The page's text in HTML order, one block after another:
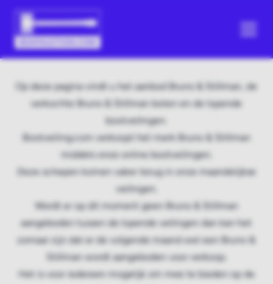
Op deze pagina vindt u het aanbod Bruno & Stillman, de
verkochte Bruno & Stillman boten en de lopende
bootveilingen.
Bootveiling.com verkoopt het merk Bruno & Stillman
middels onze online bootveilingen.
Deze schepen komen vaker terug in onze maandelijkse
veilingen.
Wordt er op dit moment geen Bruno & Stillman
aangeboden tussen de lopende veilingen dan kan het
zomaar zijn dat er de volgende maand wel een Bruno &
Stillman wordt aangeboden voor verkoop.
Het is voor iedereen mogelijk om mee te bieden op de